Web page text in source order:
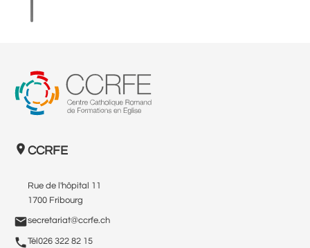
CCRFE
Rue de l'hôpital 11
1700 Fribourg
secretariat@ccrfe.ch
Tél 026 322 82 15